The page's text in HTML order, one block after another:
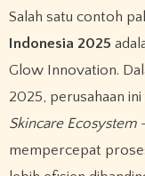
Salah satu contoh
Indonesia 2025
Glow Innovation.
2025, perusahaan
Skincare Ecosystem
mempercepat